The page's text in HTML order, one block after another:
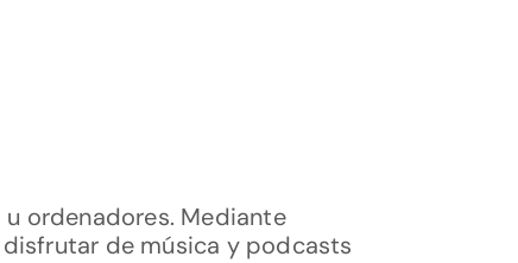
ordenadores. Mediante
disfrutar de música y podcasts